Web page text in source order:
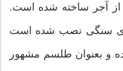
آجر ساخته شده است.
های سنگی نصب شده است
و بعنوان طلسم مشهور